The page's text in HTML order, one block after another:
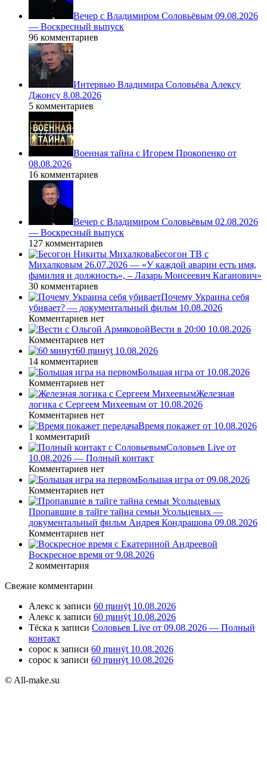
Вечер с Владимиром Соловьёвым 09.08.2026
— Воскресный выпуск
96 комментариев
Интервью Владимира Соловьёва Алексу
Джонсу 8.08.2026
5 комментариев
Военная тайна с Игорем Прокопенко от
08.08.2026
16 комментариев
Вечер с Владимиром Соловьёвым 02.08.2026
— Воскресный выпуск
127 комментариев
Бесогон ТВ с
Михалковым 26.07.2026 — «У каждой аварии есть имя,
фамилия и должность», – Лазарь Моисеевич Каганович»
30 комментариев
Почему Украина себя
убивает? — документальный фильм 10.08.2026
Комментариев нет
Вести в 20:00 10.08.2026
Комментариев нет
60 ṃинẏƫ 10.08.2026
14 комментариев
Большая игра от 10.08.2026
Комментариев нет
Железная
логика с Сергеем Михеевым от 10.08.2026
Комментариев нет
Время покажет от 10.08.2026
1 комментарий
Соловьев Live от
10.08.2026 — Полный контакт
Комментариев нет
Большая игра от 09.08.2026
Комментариев нет
Пропавшие в тайге тайна семьи Усольцевых —
документальный фильм Андрея Кондрашова 09.08.2026
Комментариев нет
Воскресное время от 9.08.2026
2 комментария
Свежие комментарии
Алекс к записи 60 ṃинẏƫ 10.08.2026
Алекс к записи 60 ṃинẏƫ 10.08.2026
Тёска к записи Соловьев Live от 09.08.2026 — Полный
контакт
сорос к записи 60 ṃинẏƫ 10.08.2026
сорос к записи 60 ṃинẏƫ 10.08.2026
© All-make.su